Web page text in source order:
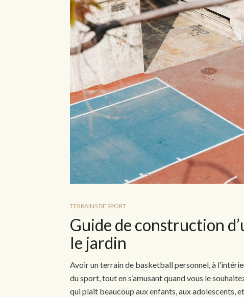
TERRAINS DE SPORT
Guide de construction
le jardin
Avoir un terrain de basketball personnel, à
du sport, tout en s’amusant quand vous le
qui plaît beaucoup aux enfants, aux adolescents,